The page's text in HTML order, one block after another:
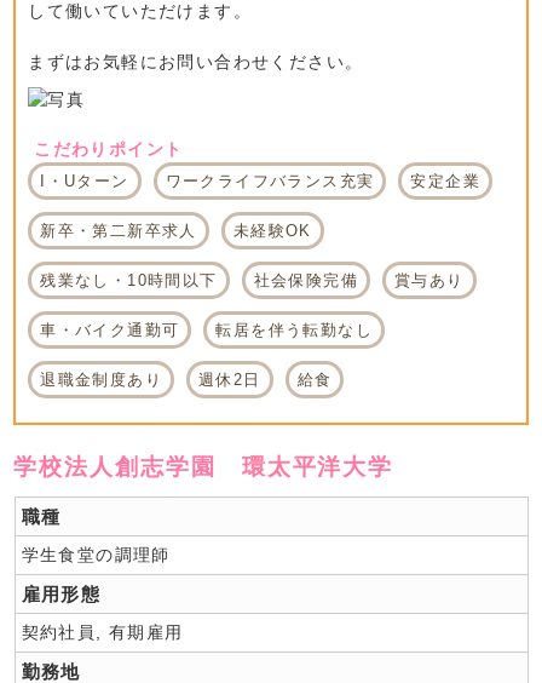
して働いていただけます。
まずはお気軽にお問い合わせください。
こだわりポイント
I・Uターン ワークライフバランス充実 安定企業
新卒・第二新卒求人 未経験OK
残業なし・10時間以下 社会保険完備 賞与あり
車・バイク通勤可 転居を伴う転勤なし
退職金制度あり 週休2日 給食
学校法人創志学園 環太平洋大学
職種
学生食堂の調理師
雇用形態
契約社員, 有期雇用
勤務地